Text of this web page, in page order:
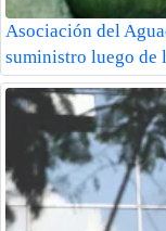
Asociación del
suministro luego de